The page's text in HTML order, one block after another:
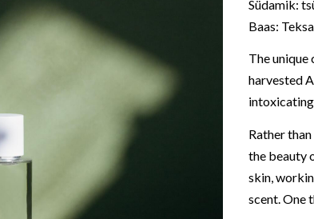
Südamik:
Baas:
The
harvested
Rather
the beauty
skin,
scent. One